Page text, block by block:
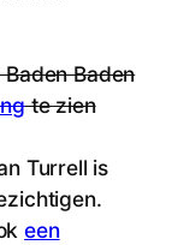
Baden
te zien
Turrell is
een